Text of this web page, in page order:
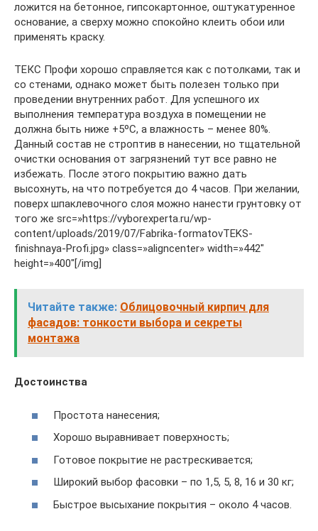
ложится на бетонное, гипсокартонное, оштукатуренное
основание, а сверху можно спокойно клеить обои или
применять краску.
ТЕКС Профи хорошо справляется как с потолками, так и
со стенами, однако может быть полезен только при
проведении внутренних работ. Для успешного их
выполнения температура воздуха в помещении не
должна быть ниже +5ºC, а влажность – менее 80%.
Данный состав не строптив в нанесении, но тщательной
очистки основания от загрязнений тут все равно не
избежать. После этого покрытию важно дать
высохнуть, на что потребуется до 4 часов. При желании,
поверх шпаклевочного слоя можно нанести грунтовку от
того же src=»https://vyborexperta.ru/wp-
content/uploads/2019/07/Fabrika-formatovTEKS-
finishnaya-Profi.jpg» class=»aligncenter» width=»442″
height=»400″[/img]
Читайте также: Облицовочный кирпич для
фасадов: тонкости выбора и секреты
монтажа
Достоинства
Простота нанесения;
Хорошо выравнивает поверхность;
Готовое покрытие не растрескивается;
Широкий выбор фасовки – по 1,5, 5, 8, 16 и 30 кг;
Быстрое высыхание покрытия – около 4 часов.